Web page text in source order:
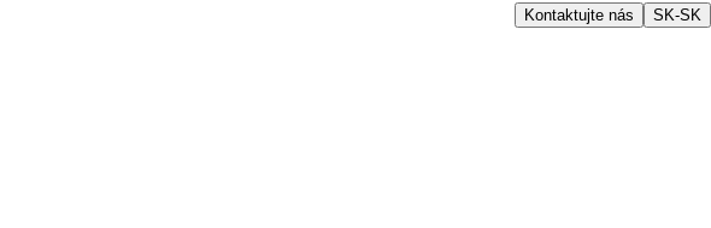
Kontaktujte nás SK-SK